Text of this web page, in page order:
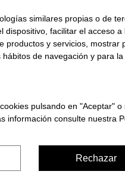
similares propias o de
dispositivo, facilitar el acceso
productos y servicios, mostrar
de navegación y para
pulsando en "Aceptar"
información consulte nuestra
Rechazar